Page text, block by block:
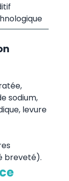
sodium,
levure
breveté).